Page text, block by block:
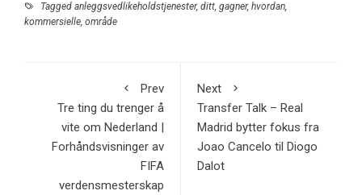
Tagged anleggsvedlikeholdstjenester, ditt, gagner, hvordan,
kommersielle, område
Prev
Tre ting du trenger å
vite om Nederland |
Forhåndsvisninger av
FIFA
verdensmesterskap
Next
Transfer Talk – Real
Madrid bytter fokus fra
Joao Cancelo til Diogo
Dalot